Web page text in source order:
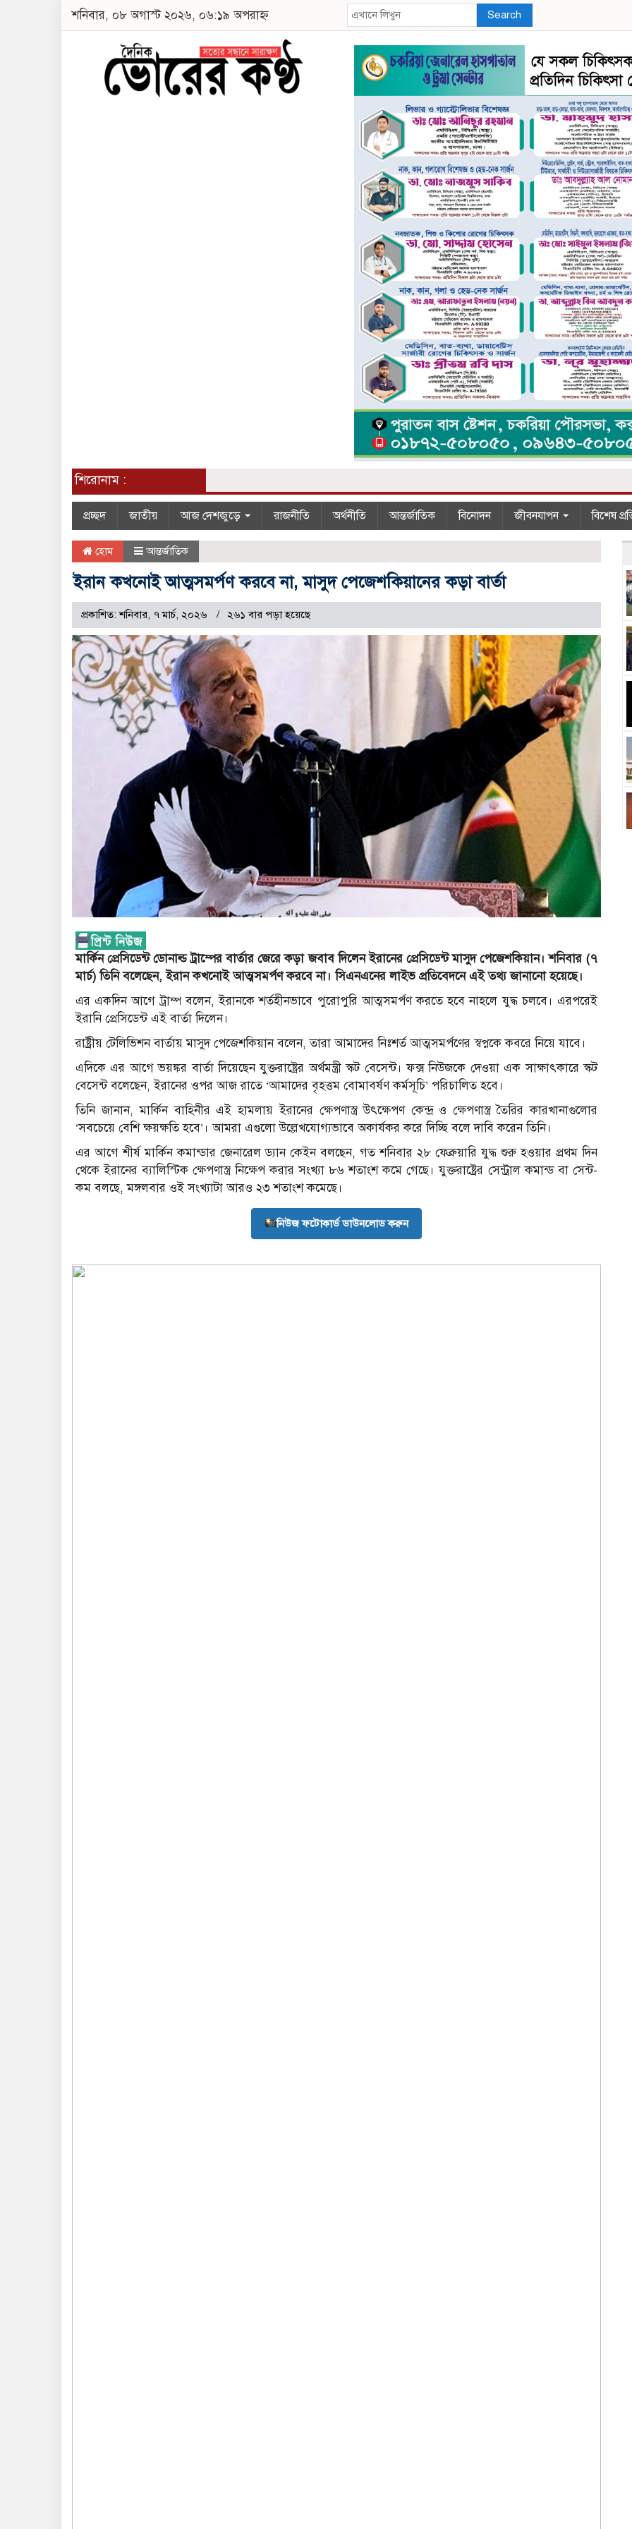
শনিবার, ০৮ অগাস্ট ২০২৬, ০৬:১৯ অপরাহ্ন Search
শিরোনাম :
প্রচ্ছদ জাতীয় আজ দেশজুড়ে রাজনীতি অর্থনীতি আন্তর্জাতিক বিনোদন জীবনযাপন বিশেষ
হোম আন্তর্জাতিক
ইরান কখনোই আত্মসমর্পণ করবে না, মাসুদ পেজেশকিয়ানের কড়া বার্তা
প্রকাশিত: শনিবার, ৭ মার্চ, ২০২৬ ২৬১ বার পড়া হয়েছে
মার্কিন প্রেসিডেন্ট ডোনাল্ড ট্রাম্পের বার্তার জেরে কড়া জবাব দিলেন ইরানের প্রেসিডেন্ট মাসুদ পেজেশকিয়ান। শনিবার (৭
মার্চ) তিনি বলেছেন, ইরান কখনোই আত্মসমর্পণ করবে না। সিএনএনের লাইভ প্রতিবেদনে এই তথ্য জানানো হয়েছে।
এর একদিন আগে ট্রাম্প বলেন, ইরানকে শর্তহীনভাবে পুরোপুরি আত্মসমর্পণ করতে হবে নাহলে যুদ্ধ চলবে। এরপরেই
ইরানি প্রেসিডেন্ট এই বার্তা দিলেন।
রাষ্ট্রীয় টেলিভিশন বার্তায় মাসুদ পেজেশকিয়ান বলেন, তারা আমাদের নিঃশর্ত আত্মসমর্পণের স্বপ্নকে কবরে নিয়ে যাবে।
এদিকে এর আগে ভয়ঙ্কর বার্তা দিয়েছেন যুক্তরাষ্ট্রের অর্থমন্ত্রী স্কট বেসেন্ট। ফক্স নিউজকে দেওয়া এক সাক্ষাৎকারে স্কট
বেসেন্ট বলেছেন, ইরানের ওপর আজ রাতে ‘আমাদের বৃহত্তম বোমাবর্ষণ কর্মসূচি’ পরিচালিত হবে।
তিনি জানান, মার্কিন বাহিনীর এই হামলায় ইরানের ক্ষেপণাস্ত্র উৎক্ষেপণ কেন্দ্র ও ক্ষেপণাস্ত্র তৈরির কারখানাগুলোর
‘সবচেয়ে বেশি ক্ষয়ক্ষতি হবে’। আমরা এগুলো উল্লেখযোগ্যভাবে অকার্যকর করে দিচ্ছি বলে দাবি করেন তিনি।
এর আগে শীর্ষ মার্কিন কমান্ডার জেনারেল ড্যান কেইন বলছেন, গত শনিবার ২৮ ফেব্রুয়ারি যুদ্ধ শুরু হওয়ার প্রথম দিন
থেকে ইরানের ব্যালিস্টিক ক্ষেপণাস্ত্র নিক্ষেপ করার সংখ্যা ৮৬ শতাংশ কমে গেছে। যুক্তরাষ্ট্রের সেন্ট্রাল কমান্ড বা সেন্ট-
কম বলছে, মঙ্গলবার ওই সংখ্যাটা আরও ২৩ শতাংশ কমেছে।
নিউজ ফটোকার্ড ডাউনলোড করুন